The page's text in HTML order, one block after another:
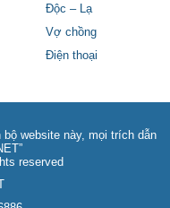
Độc – Lạ
Vợ chồng
Điện thoại
website này, mọi trích dẫn
reserved